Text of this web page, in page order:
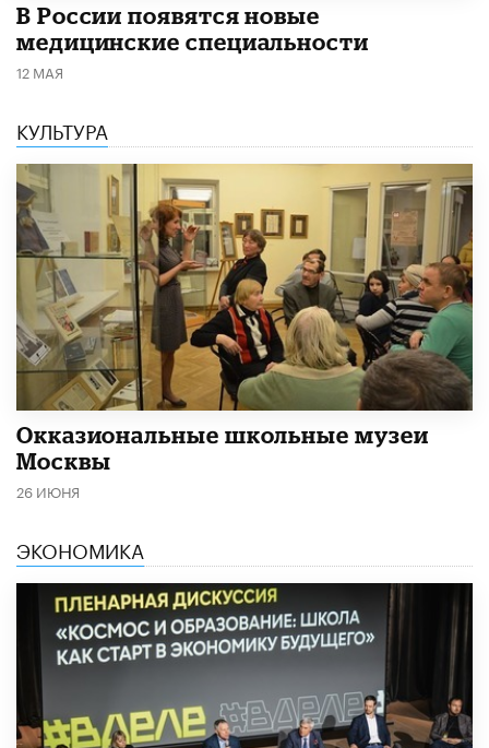
В России появятся новые
медицинские специальности
12 МАЯ
КУЛЬТУРА
​Окказиональные школьные музеи
Москвы
26 ИЮНЯ
ЭКОНОМИКА